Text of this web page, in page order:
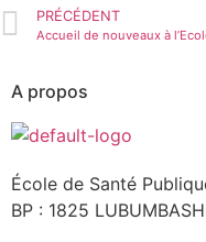
PRÉCÉDENT
A propos
École de Santé
BP : 1825